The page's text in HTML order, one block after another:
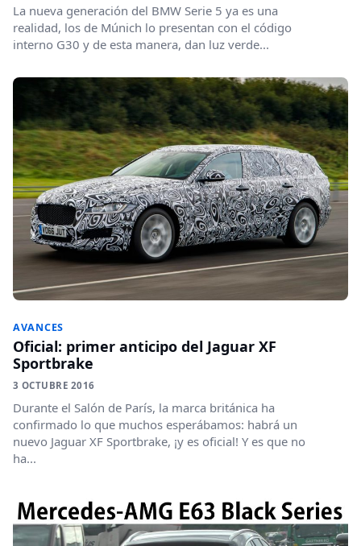
La nueva generación del BMW Serie 5 ya es una
realidad, los de Múnich lo presentan con el código
interno G30 y de esta manera, dan luz verde...
AVANCES
Oficial: primer anticipo del Jaguar XF
Sportbrake
3 OCTUBRE 2016
Durante el Salón de París, la marca británica ha
confirmado lo que muchos esperábamos: habrá un
nuevo Jaguar XF Sportbrake, ¡y es oficial! Y es que no
ha...